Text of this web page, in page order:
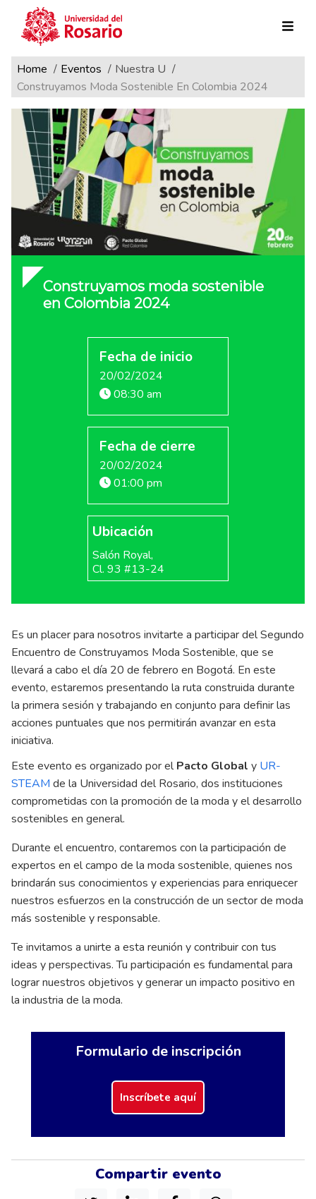
Pasar al contenido principal
Formulario de inscripción
Inscríbete aquí
Compartir evento
Ruta de navegación
Home Eventos
Nuestra U
Construyamos Moda Sostenible En Colombia 2024
Construyamos moda sostenible
en Colombia 2024
Fecha de inicio
20/02/2024
08:30 am
Fecha de cierre
20/02/2024
01:00 pm
Ubicación
Salón Royal,
Cl. 93 #13-24
Es un placer para nosotros invitarte a participar del Segundo
Encuentro de Construyamos Moda Sostenible, que se
llevará a cabo el día 20 de febrero en Bogotá. En este
evento, estaremos presentando la ruta construida durante
la primera sesión y trabajando en conjunto para definir las
acciones puntuales que nos permitirán avanzar en esta
iniciativa.
Este evento es organizado por elPacto Global y UR-
STEAM de la Universidad del Rosario, dos instituciones
comprometidas con la promoción de la moda y el desarrollo
sostenibles en general.
Durante el encuentro, contaremos con la participación de
expertos en el campo de la moda sostenible, quienes nos
brindarán sus conocimientos y experiencias para enriquecer
nuestros esfuerzos en la construcción de un sector de moda
más sostenible y responsable.
Te invitamos a unirte a esta reunión y contribuir con tus
ideas y perspectivas. Tu participación es fundamental para
lograr nuestros objetivos y generar un impacto positivo en
la industria de la moda.